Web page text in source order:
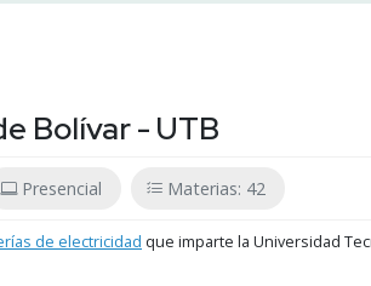
Bolívar - UTB
Presencial Materias: 42
de electricidad que imparte la Universidad